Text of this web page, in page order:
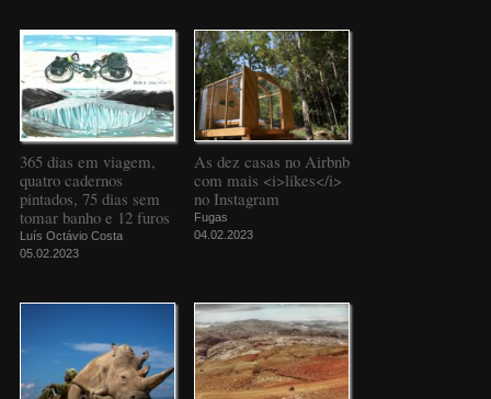
365 dias em viagem,
quatro cadernos
pintados, 75 dias sem
tomar banho e 12 furos
Luís Octávio Costa
05.02.2023
As dez casas no Airbnb
com mais <i>likes</i>
no Instagram
Fugas
04.02.2023